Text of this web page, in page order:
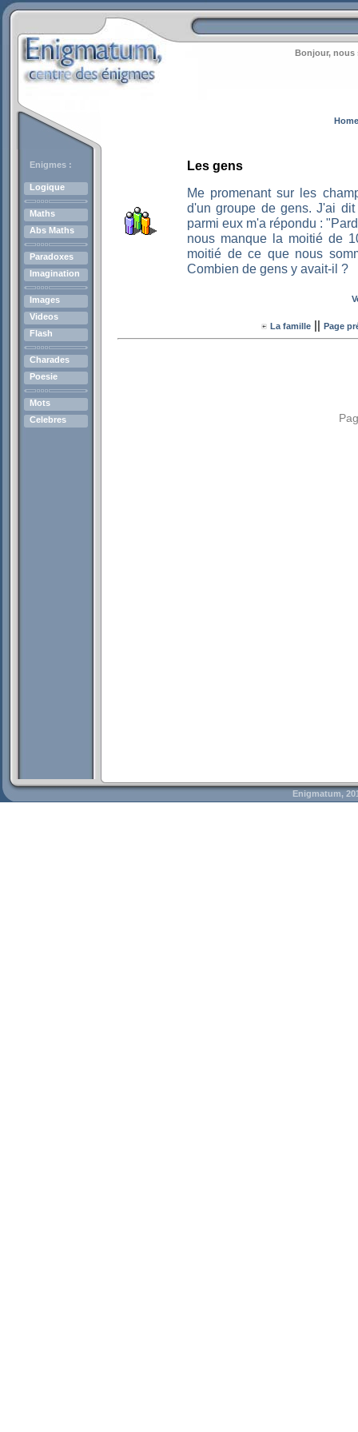
Bonjour, nous
Home
Enigmes :
Logique
Maths
Abs Maths
Paradoxes
Imagination
Images
Videos
Flash
Charades
Poesie
Mots
Celebres
Les gens
Me promenant sur les
d'un groupe de gens. J'ai
parmi eux m'a répondu :
nous manque la moitié de
moitié de ce que nous
Combien de gens y avait-il ?
La famille|| Page
Enigmatum,